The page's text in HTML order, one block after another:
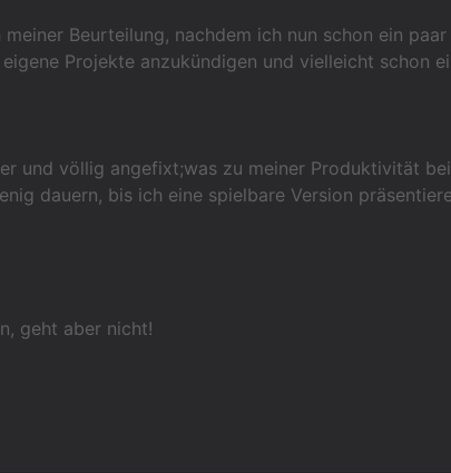
meiner Beurteilung, nachdem ich nun schon ein
Projekte anzukündigen und vielleicht schon
und völlig angefixt;was zu meiner Produktivität
dauern, bis ich eine spielbare Version
geht aber nicht!